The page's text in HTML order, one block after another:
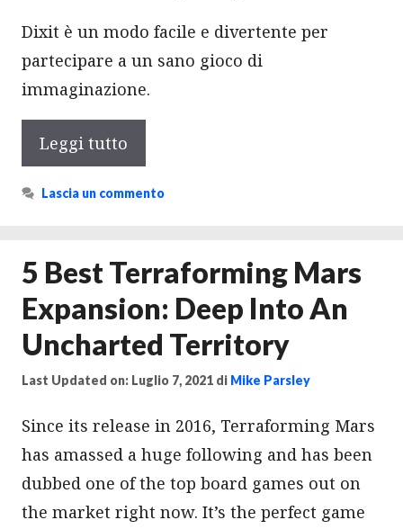
Dixit è un modo facile e divertente per
partecipare a un sano gioco di
immaginazione.
Leggi tutto
Lascia un commento
5 Best Terraforming Mars
Expansion: Deep Into An
Uncharted Territory
Last Updated on: Luglio 7, 2021 di Mike Parsley
Since its release in 2016, Terraforming Mars
has amassed a huge following and has been
dubbed one of the top board games out on
the market right now. It’s the perfect game